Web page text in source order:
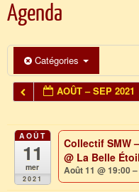
Agenda
Catégories
AOÛT – SEP 2021
AOÛT
11
mer
2021
Collectif SMW
@ La Belle
Août 11 @ 19:00